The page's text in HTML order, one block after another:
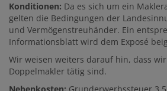
Konditionen: Da es sich um ein
gelten die Bedingungen der
und Vermögenstreuhänder. Ein
Informationsblatt wird dem Exposé
Wir weisen weiters darauf hin, dass
Doppelmakler tätig sind.